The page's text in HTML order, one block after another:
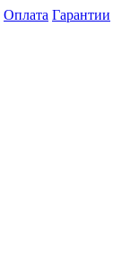
Оплата Гарантии